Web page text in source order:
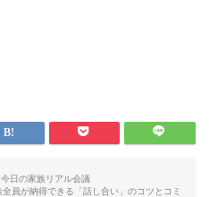
今日の家族リアル会議
員が納得できる「話し合い」のコツとコミ